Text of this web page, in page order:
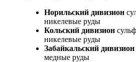
Норильский дивизион
никелевые руды
Кольский дивизион
никелевые руды
Забайкальский дивизион
медные руды